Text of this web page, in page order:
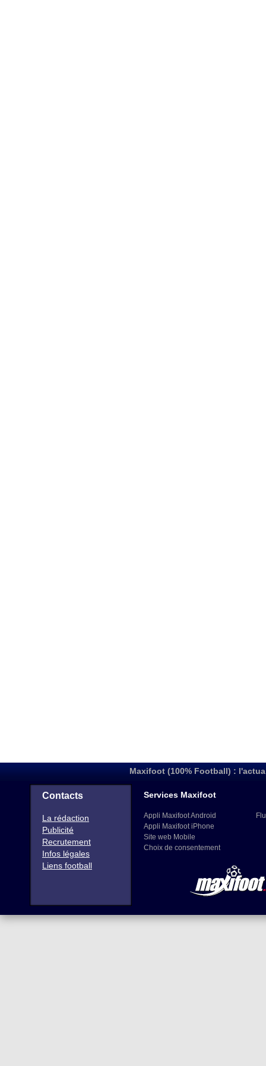
Maxifoot (100% Football) :
Contacts
La rédaction
Publicité
Recrutement
Infos légales
Liens football
Services Maxifoot
Appli Maxifoot Android
Appli Maxifoot iPhone
Site web Mobile
Choix de consentement